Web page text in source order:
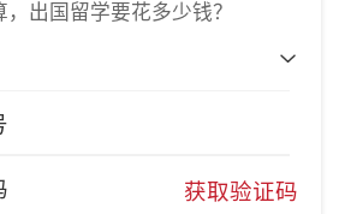
出国留学要花多少钱？
获取验证码